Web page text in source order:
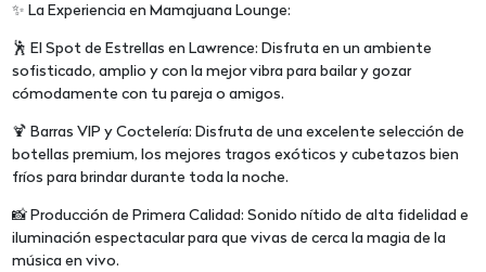
✨ La Experiencia en Mamajuana Lounge:
🕺 El Spot de Estrellas en Lawrence: Disfruta en un ambiente
sofisticado, amplio y con la mejor vibra para bailar y gozar
cómodamente con tu pareja o amigos.
🍹 Barras VIP y Coctelería: Disfruta de una excelente selección de
botellas premium, los mejores tragos exóticos y cubetazos bien
fríos para brindar durante toda la noche.
📸 Producción de Primera Calidad: Sonido nítido de alta fidelidad e
iluminación espectacular para que vivas de cerca la magia de la
música en vivo.